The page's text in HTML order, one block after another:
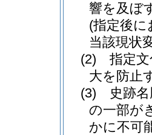
響を及ぼ
(指定後
当該現状
(2)
指定
大を防止
(3)
史跡
の一部が
かに不可